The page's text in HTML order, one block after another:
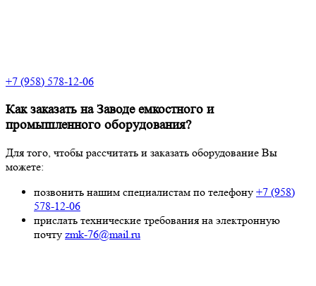
+7 (958) 578-12-06
Как заказать на Заводе емкостного и
промышленного оборудования?
Для того, чтобы рассчитать и заказать оборудование Вы
можете:
позвонить нашим специалистам по телефону +7 (958)
578-12-06
прислать технические требования на электронную
почту zmk-76@mail.ru